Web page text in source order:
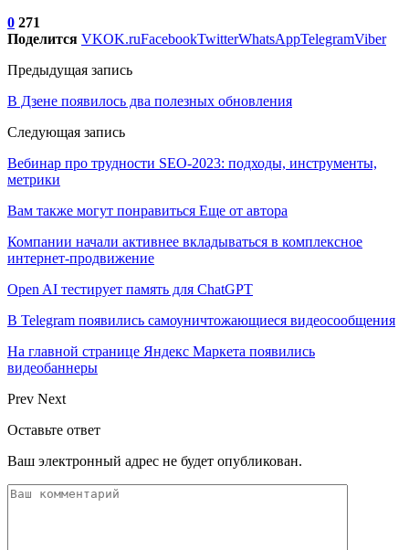
0 271
Поделится VKOK.ruFacebookTwitterWhatsAppTelegramViber
Предыдущая запись
В Дзене появилось два полезных обновления
Следующая запись
Вебинар про трудности SEO-2023: подходы, инструменты,
метрики
Вам также могут понравиться Еще от автора
Компании начали активнее вкладываться в комплексное
интернет-продвижение
Open AI тестирует память для ChatGPT
В Telegram появились самоуничтожающиеся видеосообщения
На главной странице Яндекс Маркета появились
видеобаннеры
Prev Next
Оставьте ответ
Ваш электронный адрес не будет опубликован.